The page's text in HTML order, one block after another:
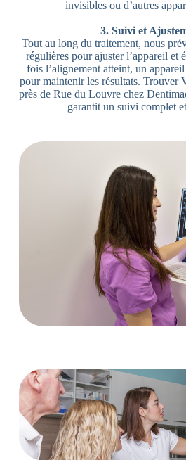
invisibles ou d’autres
3. Suivi et
Tout au long du traitement, nous
régulières pour ajuster l’appareil et
fois l’alignement atteint, un
pour maintenir les résultats. Trouver
près de Rue du Louvre chez
garantit un suivi complet